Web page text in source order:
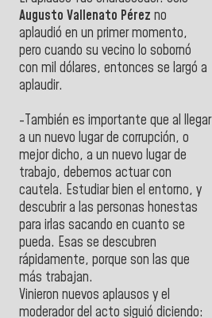
Augusto Vallenato Pérez no
aplaudió en un primer momento,
pero cuando su vecino lo sobornó
con mil dólares, entonces se largó a
aplaudir.
-También es importante que al llegar
a un nuevo lugar de corrupción, o
mejor dicho, a un nuevo lugar de
trabajo, debemos actuar con
cautela. Estudiar bien el entorno, y
descubrir a las personas honestas
para irlas sacando en cuanto se
pueda. Esas se descubren
rápidamente, porque son las que
más trabajan.
Vinieron nuevos aplausos y el
moderador del acto siguió diciendo: